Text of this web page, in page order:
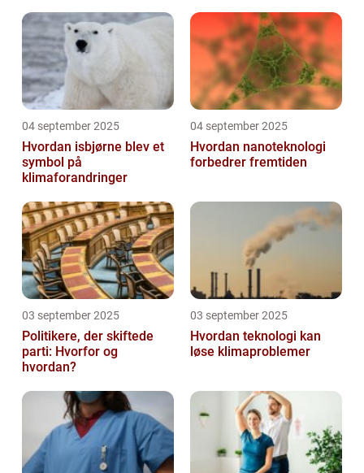
04 september 2025
Hvordan isbjørne blev et
symbol på
klimaforandringer
04 september 2025
Hvordan nanoteknologi
forbedrer fremtiden
03 september 2025
Politikere, der skiftede
parti: Hvorfor og
hvordan?
03 september 2025
Hvordan teknologi kan
løse klimaproblemer